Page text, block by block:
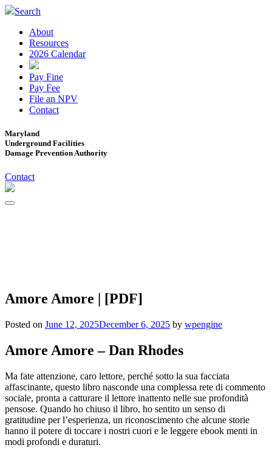
Search
About
Resources
2026 Calendar
Pay Fine
Pay Fee
File an NPV
Contact
Maryland
Underground Facilities
Damage Prevention Authority
Contact
Amore Amore | [PDF]
Posted on June 12, 2025December 6, 2025 by wpengine
Amore Amore – Dan Rhodes
Ma fate attenzione, caro lettore, perché sotto la sua facciata
affascinante, questo libro nasconde una complessa rete di commento
sociale, pronta a catturare il lettore inattento nelle sue profondità
pensose. Quando ho chiuso il libro, ho sentito un senso di
gratitudine per l’esperienza, un riconoscimento che alcune storie
hanno il potere di toccare i nostri cuori e le leggere ebook menti in
modi profondi e duraturi.